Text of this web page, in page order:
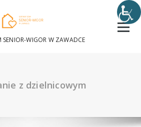
WIGOR W ZAWADCE
z dzielnicowym